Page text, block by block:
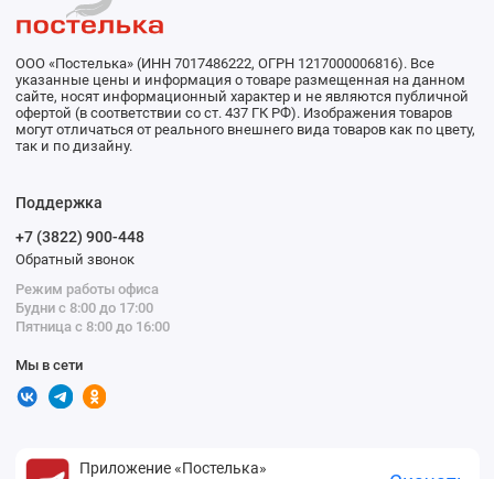
ООО «Постелька» (ИНН 7017486222, ОГРН 1217000006816). Все
указанные цены и информация о товаре размещенная на данном
сайте, носят информационный характер и не являются публичной
офертой (в соответствии со ст. 437 ГК РФ). Изображения товаров
могут отличаться от реального внешнего вида товаров как по цвету,
так и по дизайну.
Поддержка
+7 (3822) 900-448
Обратный звонок
Режим работы офиса
Будни с 8:00 до 17:00
Пятница с 8:00 до 16:00
Мы в сети
Приложение «Постелька»